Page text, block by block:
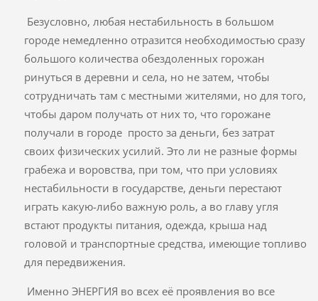
Безусловно, любая нестабильность в большом
городе немедленно отразится необходимостью сразу
большого количества обездоленных горожан
ринуться в деревни и села, но не затем, чтобы
сотрудничать там с местными жителями, но для того,
чтобы даром получать от них то, что горожане
получали в городе просто за деньги, без затрат
своих физических усилий. Это ли не разные формы
грабежа и воровства, при том, что при условиях
нестабильности в государстве, деньги перестают
играть какую-либо важную роль, а во главу угля
встают продукты питания, одежда, крыша над
головой и транспортные средства, имеющие топливо
для передвижения.
Именно ЭНЕРГИЯ во всех её проявления во все